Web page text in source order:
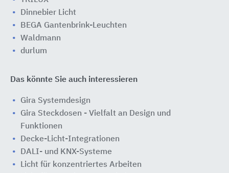
Dinnebier Licht
BEGA Gantenbrink-Leuchten
Waldmann
durlum
Das könnte Sie auch interessieren
Gira Systemdesign
Gira Steckdosen - Vielfalt an Design und
Funktionen
Decke-Licht-Integrationen
DALI- und KNX-Systeme
Licht für konzentriertes Arbeiten